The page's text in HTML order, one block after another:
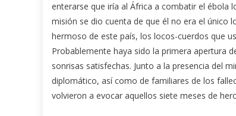
enterarse que iría al África a combatir el ébola
misión se dio cuenta de que él no era el único
hermoso de este país, los locos-cuerdos que
Probablemente haya sido la primera apertura
sonrisas satisfechas. Junto a la presencia del
diplomático, así como de familiares de los
volvieron a evocar aquellos siete meses de